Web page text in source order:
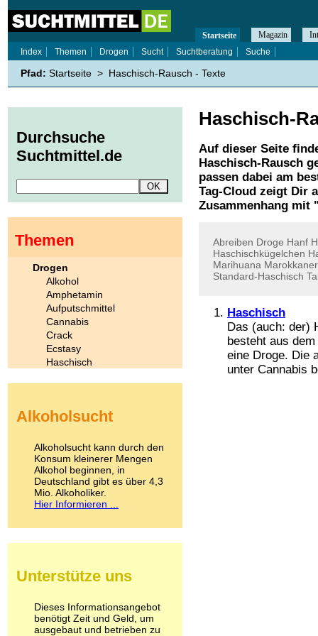
Haschisch-
Auf dieser Seite
Haschisch-Rausch
passen dabei am
Tag-Cloud zeigt Dir
Zusammenhang mit
Abreiben Droge Hanf
Haschischkügelchen
Marihuana Marokkaner
Standard-Haschisch
Haschisch
Das (auch: der)
besteht aus
eine Droge. Die
unter Cannabis
Startseite Magazin
Index
Themen Drogen Sucht Suchtberatung Suche
Pfad: Startseite > Haschisch-Rausch - Texte
Durchsuche
Suchtmittel.de
Themen
Drogen
Alkohol
Amphetamin
Aufputschmittel
Cannabis
Crack
Ecstasy
Haschisch
Kokain
LSD
Marihuana
Medikamente
Meskalin
Metamphetamin
Methadon
Pilze
Psychopharmaka
Schlafmittel
Schmerzmittel
Alkoholsucht
Alkoholsucht kann durch den
Konsum kleinerer Mengen
Alkohol beginnen, in
Deutschland gibt es über 4,3
Mio. Alkoholiker.
Hier Informieren ...
Unterstütze uns
Dieses Informationsangebot
benötigt Zeit und Geld, um
ausgebaut und betrieben zu